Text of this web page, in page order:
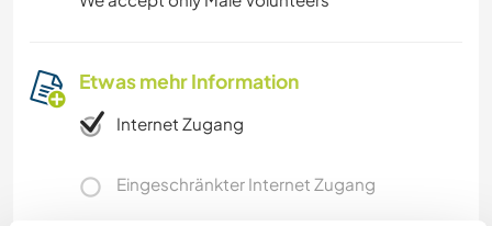
Etwas mehr Information
Internet Zugang
Eingeschränkter Internet Zugang